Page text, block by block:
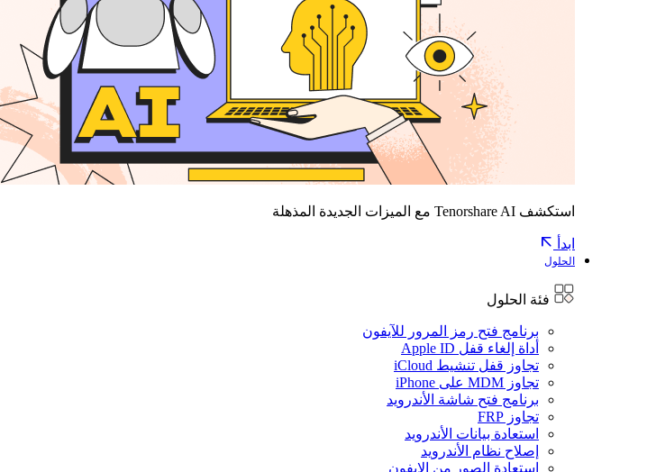
استكشف Tenorshare AI مع الميزات الجديدة المذهلة
ابدأ
الحلول
فئة الحلول
برنامج فتح رمز المرور للآيفون
أداة إلغاء قفل Apple ID
تجاوز قفل تنشيط iCloud
تجاوز MDM على iPhone
برنامج فتح شاشة الأندرويد
تجاوز FRP
استعادة بيانات الأندرويد
إصلاح نظام الأندرويد
استعادة الصور من الايفون